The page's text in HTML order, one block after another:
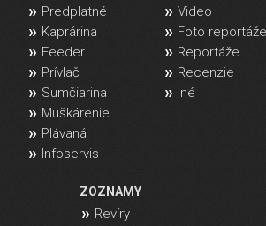
Predplatné
Kaprárina
Feeder
Prívlač
Sumčiarina
Muškárenie
Plávaná
Infoservis
Video
Foto reportáže
Reportáže
Recenzie
Iné
ZOZNAMY
Revíry